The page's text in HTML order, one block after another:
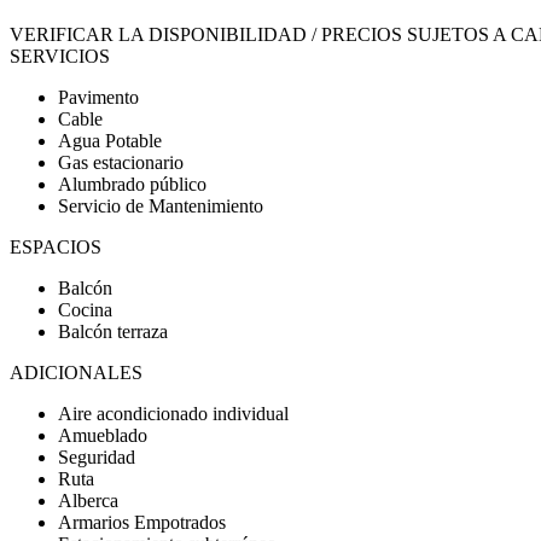
VERIFICAR LA DISPONIBILIDAD / PRECIOS SUJETOS A
SERVICIOS
Pavimento
Cable
Agua Potable
Gas estacionario
Alumbrado público
Servicio de Mantenimiento
ESPACIOS
Balcón
Cocina
Balcón terraza
ADICIONALES
Aire acondicionado individual
Amueblado
Seguridad
Ruta
Alberca
Armarios Empotrados